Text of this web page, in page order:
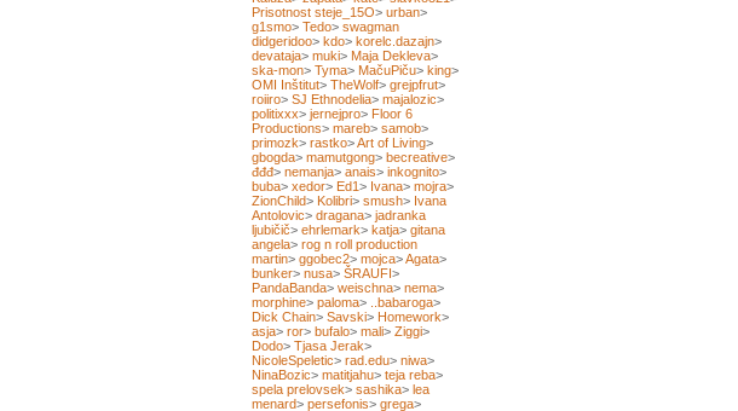
Prisotnost steje_15O> urban>
g1smo> Tedo> swagman
didgeridoo> kdo> korelc.dazajn>
devataja> muki> Maja Dekleva>
ska-mon> Tyma> MačuPiču> king>
OMI Inštitut> TheWolf> grejpfrut>
roiiro> SJ Ethnodelia> majalozic>
politixxx> jernejpro> Floor 6
Productions> mareb> samob>
primozk> rastko>Art of Living>
gbogda> mamutgong> becreative>
đđđ> nemanja> anais> inkognito>
buba> xedor> Ed1> Ivana> mojra>
ZionChild> Kolibri> smush> Ivana
Antolovic> dragana> jadranka
ljubičič> ehrlemark> katja> gitana
angela> rog n roll production
martin> ggobec2> mojca>Agata>
bunker> nusa> ŠRAUFI>
PandaBanda> weischna> nema>
morphine> paloma> ..babaroga>
Dick Chain> Savski> Homework>
asja> ror> bufalo> mali> Ziggi>
Dodo> Tjasa Jerak>
NicoleSpeletic> rad.edu> niwa>
NinaBozic> matitjahu> teja reba>
spela prelovsek> sashika> lea
menard> persefonis> grega>